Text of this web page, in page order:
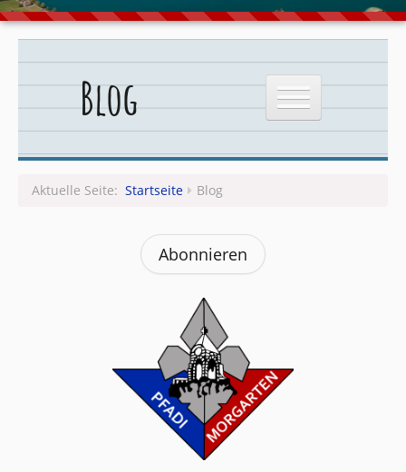
DownloadsBlog
Aktuelle Seite: Startseite Blog
Abonnieren